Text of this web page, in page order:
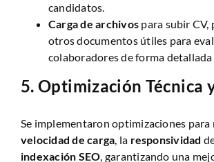
candidatos.
Carga de archivos para subir
otros documentos útiles para
colaboradores de forma
5.Optimización Técnica
Se implementaron optimizaciones para
velocidad de carga, la responsividad
indexación SEO, garantizando una